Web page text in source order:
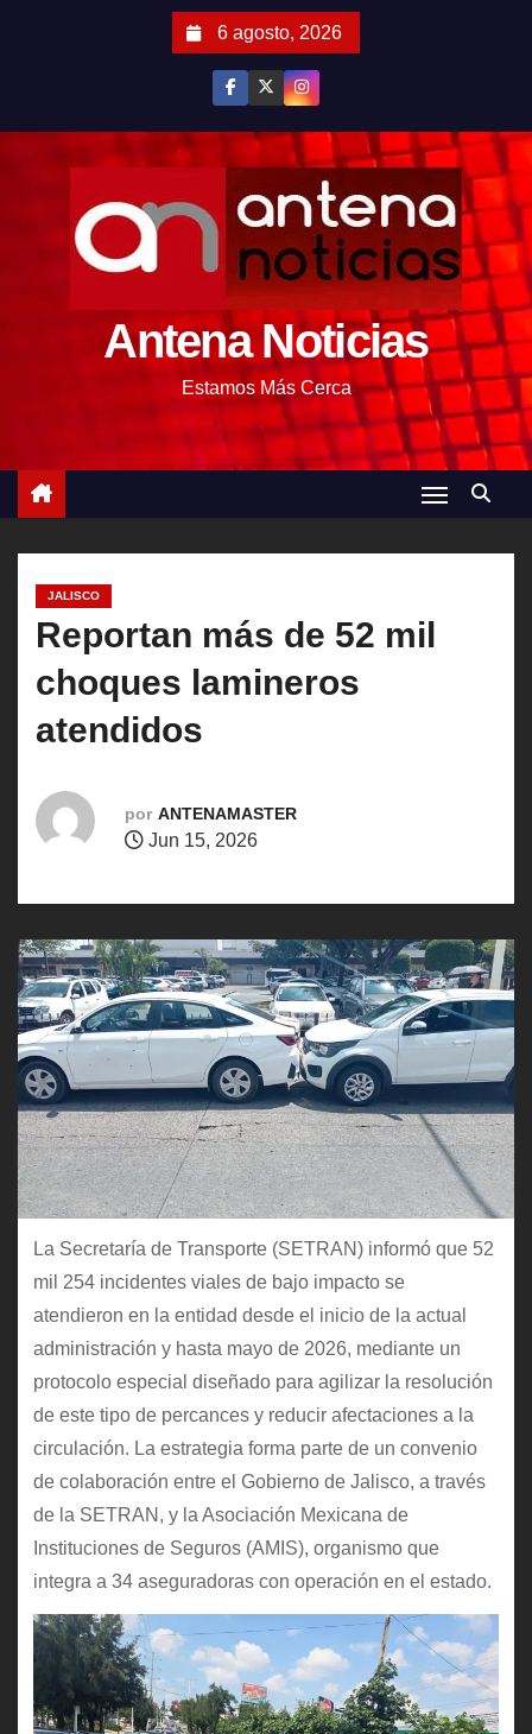
6 agosto, 2026
Antena Noticias
Estamos Más Cerca
JALISCO
Reportan más de 52 mil
choques lamineros
atendidos
por ANTENAMASTER
Jun 15, 2026
La Secretaría de Transporte (SETRAN) informó que 52
mil 254 incidentes viales de bajo impacto se
atendieron en la entidad desde el inicio de la actual
administración y hasta mayo de 2026, mediante un
protocolo especial diseñado para agilizar la resolución
de este tipo de percances y reducir afectaciones a la
circulación. La estrategia forma parte de un convenio
de colaboración entre el Gobierno de Jalisco, a través
de la SETRAN, y la Asociación Mexicana de
Instituciones de Seguros (AMIS), organismo que
integra a 34 aseguradoras con operación en el estado.